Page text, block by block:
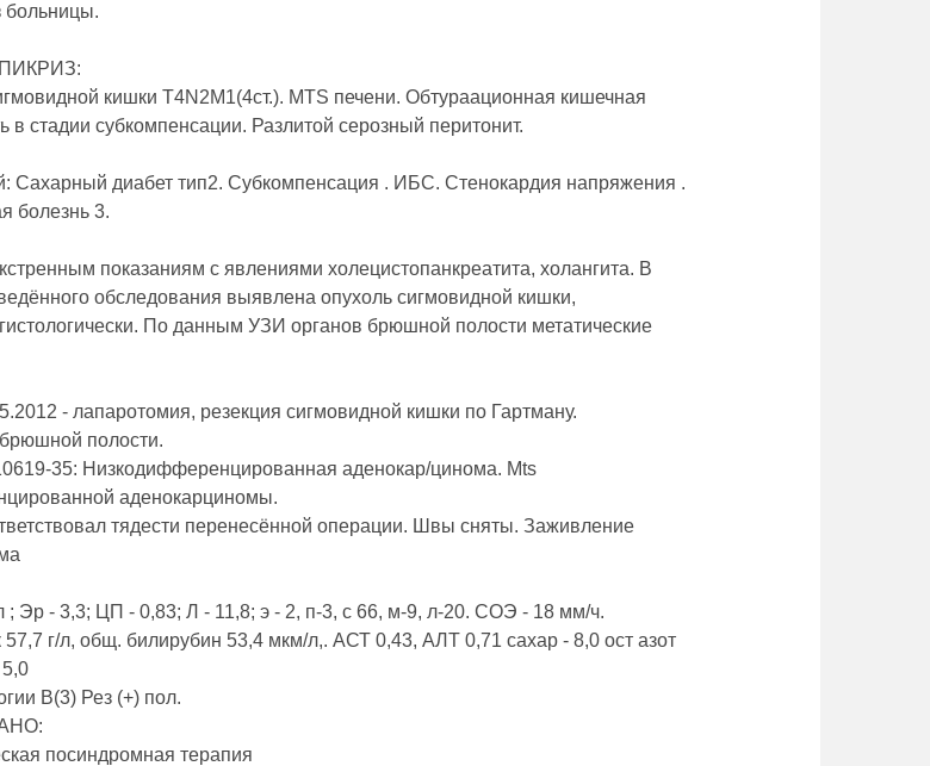
больницы.
кишки T4N2M1(4ст.). MTS печени. Обтураационная кишечная
в стадии субкомпенсации. Разлитой серозный перитонит.
Сахарный диабет тип2. Субкомпенсация . ИБС. Стенокардия напряжения .
болезнь 3.
показаниям с явлениями холецистопанкреатита, холангита. В
обследования выявлена опухоль сигмовидной кишки,
По данным УЗИ органов брюшной полости метатические
- лапаротомия, резекция сигмовидной кишки по Гартману.
полости.
35: Низкодифференцированная аденокар/цинома. Mts
аденокарциномы.
тядести перенесённой операции. Швы сняты. Заживление
; Эр - 3,3; ЦП - 0,83; Л - 11,8; э - 2, п-3, с 66, м-9, л-20. СОЭ - 18 мм/ч.
г/л, общ. билирубин 53,4 мкм/л,. АСТ 0,43, АЛТ 0,71 сахар - 8,0 ост азот
В(3) Рез (+) пол.
посиндромная терапия